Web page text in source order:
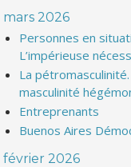
mars 2026
Personnes en
L’impérieuse
La
masculinité
Entreprenants
Buenos Aires
février 2026